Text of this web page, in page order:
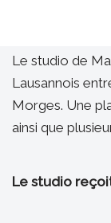
Le studio de
Lausannois
Morges. Une
ainsi que
Le studio